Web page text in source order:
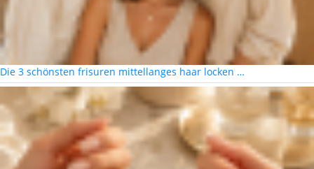
Die 3 schönsten frisuren mittellanges haar locken …